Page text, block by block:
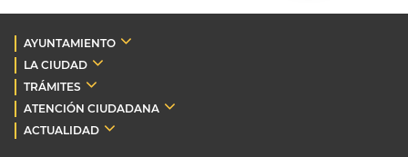
AYUNTAMIENTO
LA CIUDAD
TRÁMITES
ATENCIÓN CIUDADANA
ACTUALIDAD